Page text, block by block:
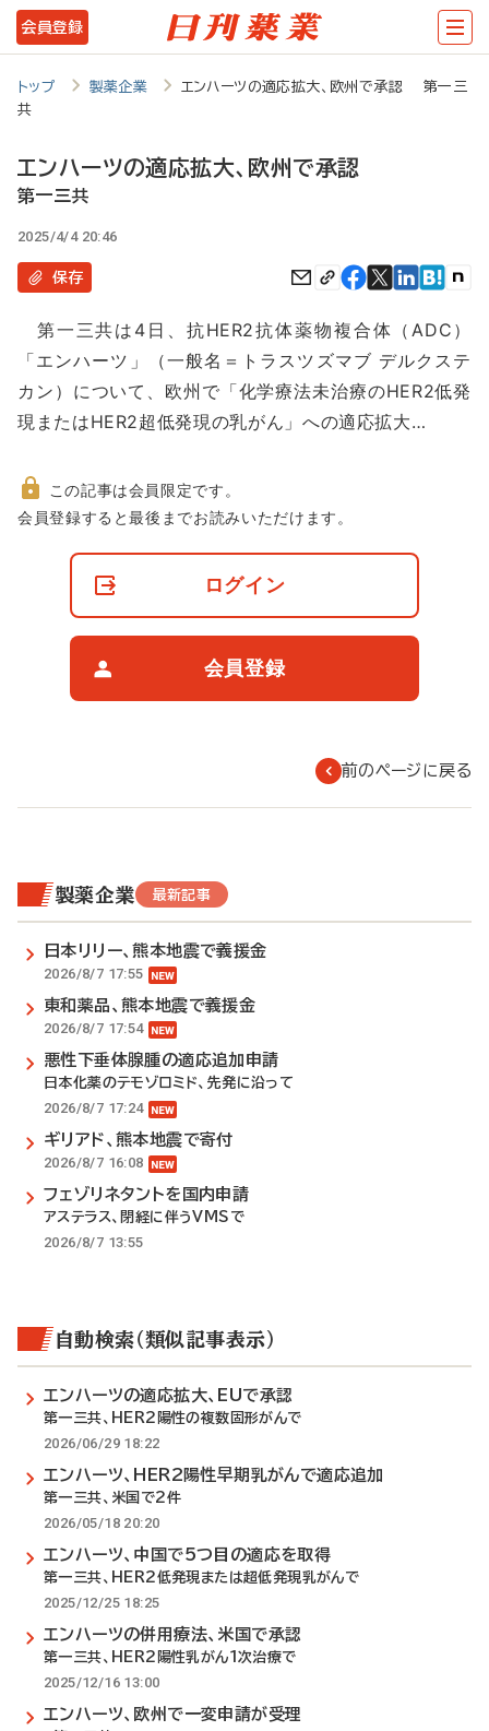
メ
イ
コ
テ
ツ
に
会員登録
トップ 製薬企業
エンハーツの適応拡大、欧州で承認 第一三
共
エンハーツの適応拡大、欧州で承認
第一三共
2025/4/4 20:46
保存
第一三共は4日、抗HER2抗体薬物複合体（ADC）
「エンハーツ」（一般名＝トラスツズマブ デルクステ
カン）について、欧州で「化学療法未治療のHER2低発
現またはHER2超低発現の乳がん」への適応拡大…
非
この記事は会員限定です。
会員登録すると最後までお読みいただけます。
ログイン
会員登録
前のページに戻る
製薬企業 最新記事
日本リリー、熊本地震で義援金
2026/8/7 17:55
東和薬品、熊本地震で義援金
2026/8/7 17:54
悪性下垂体腺腫の適応追加申請
日本化薬のテモゾロミド、先発に沿って
2026/8/7 17:24
ギリアド、熊本地震で寄付
2026/8/7 16:08
フェゾリネタントを国内申請
アステラス、閉経に伴うVMSで
2026/8/7 13:55
自動検索（類似記事表示）
エンハーツの適応拡大、EUで承認
第一三共、HER2陽性の複数固形がんで
2026/06/29 18:22
エンハーツ、HER2陽性早期乳がんで適応追加
第一三共、米国で2件
2026/05/18 20:20
エンハーツ、中国で5つ目の適応を取得
第一三共、HER2低発現または超低発現乳がんで
2025/12/25 18:25
エンハーツの併用療法、米国で承認
第一三共、HER2陽性乳がん1次治療で
2025/12/16 13:00
エンハーツ、欧州で一変申請が受理